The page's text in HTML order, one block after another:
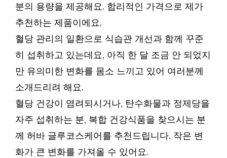
분의 용량을 제공해요. 합리적인 가격으로 제가
추천하는 제품이에요.
혈당 관리의 일환으로 식습관 개선과 함께 꾸준
히 섭취하고 있는데요, 아직 한 달 조금 안 되었지
만 유의미한 변화를 몸소 느끼고 있어 여러분께
소개드리려 해요.
혈당 건강이 염려되시거나, 탄수화물과 정제당을
자주 섭취하는 분, 복합 건강식품을 찾으시는 분
께 허바 글루코스케어를 추천드립니다. 작은 변
화가 큰 변화를 가져올 수 있어요.